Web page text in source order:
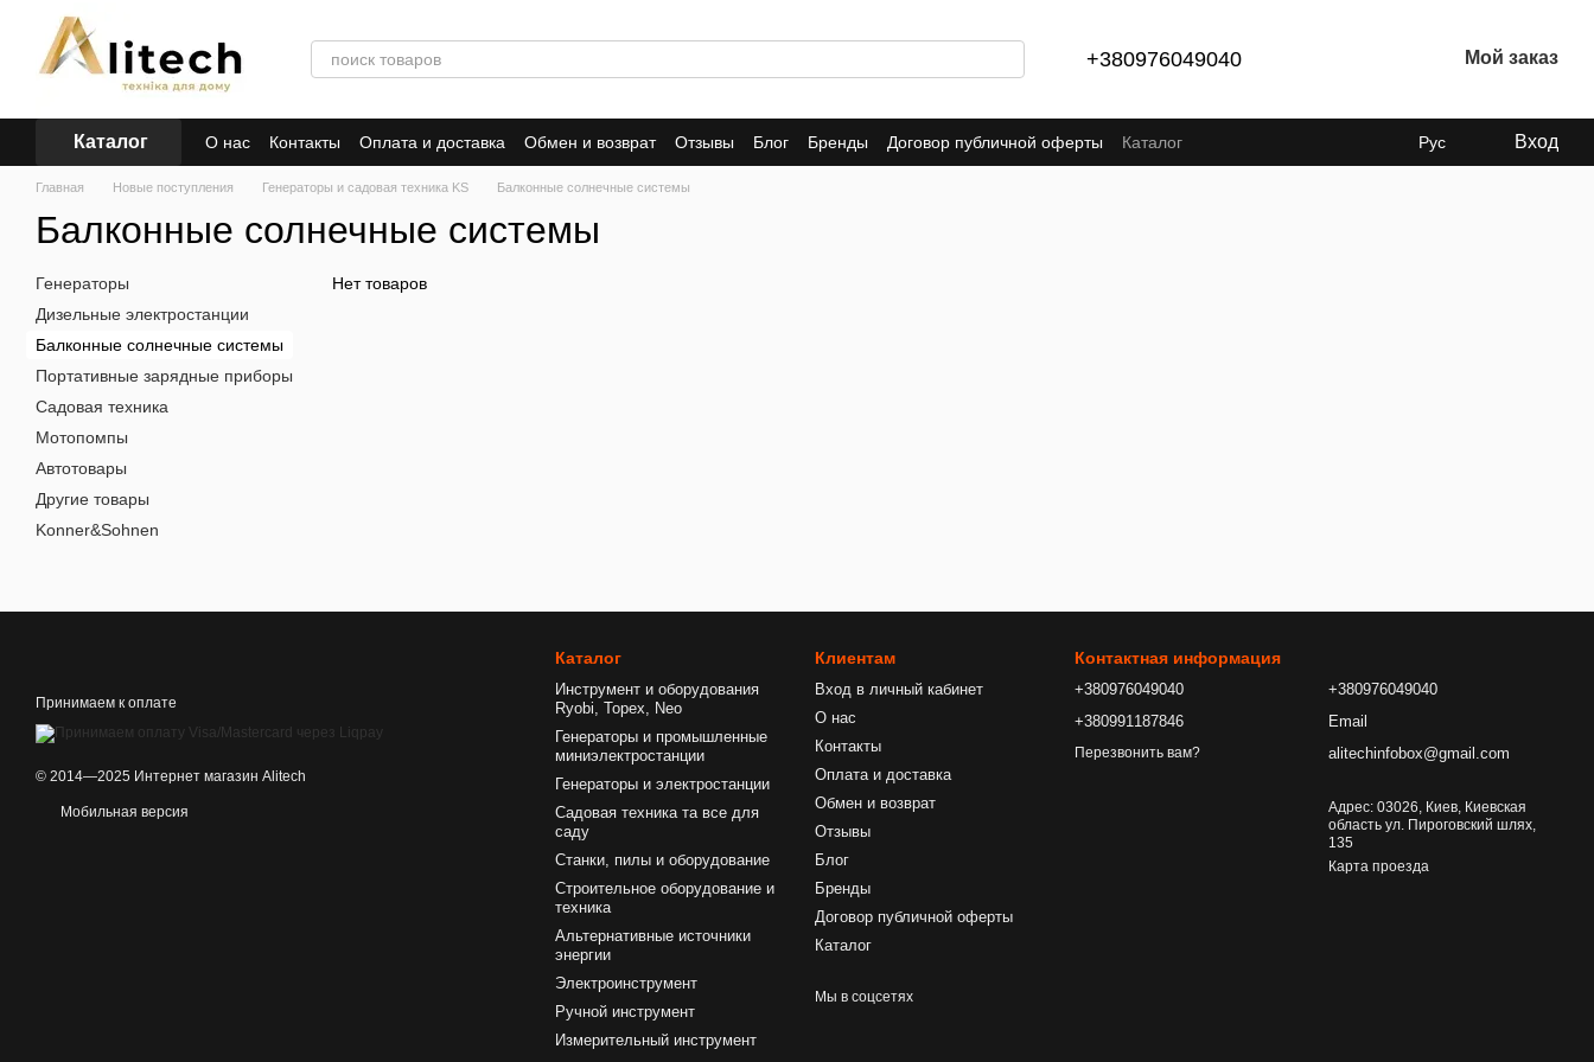
Перейти к основному контенту
+380976049040 Мой заказ
Каталог О нас Контакты Оплата и доставка Обмен и возврат Отзывы Блог Бренды Договор публичной оферты Каталог Рус Вход
Главная Новые поступления Генераторы и садовая техника KS Балконные солнечные системы
Балконные солнечные системы
Нет товаров
Генераторы
Дизельные электростанции
Балконные солнечные системы
Портативные зарядные приборы
Садовая техника
Мотопомпы
Автотовары
Другие товары
Konner&Sohnen
Принимаем к оплате
© 2014—2025 Интернет магазин Alitech
Мобильная версия
Каталог
Инструмент и оборудования
Ryobi, Topex, Neo
Генераторы и промышленные
миниэлектростанции
Генераторы и электростанции
Садовая техника та все для
саду
Станки, пилы и оборудование
Строительное оборудование и
техника
Альтернативные источники
энергии
Электроинструмент
Ручной инструмент
Измерительный инструмент
Клиентам
Вход в личный кабинет
О нас
Контакты
Оплата и доставка
Обмен и возврат
Отзывы
Блог
Бренды
Договор публичной оферты
Каталог
Мы в соцсетях
Контактная информация
+380976049040
+380991187846
Перезвонить вам?
+380976049040
Email
alitechinfobox@gmail.com
Адрес: 03026, Киев, Киевская
область ул. Пироговский шлях,
135
Карта проезда